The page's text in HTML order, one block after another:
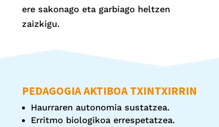
ere sakonago eta garbiago heltzen
zaizkigu.
PEDAGOGIA AKTIBOA TXINTXIRRIN
Haurraren autonomia sustatzea.
Erritmo biologikoa errespetatzea.